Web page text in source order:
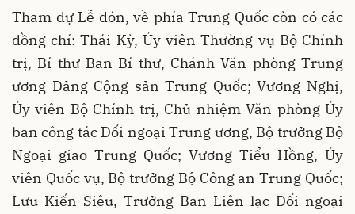
Tham dự Lễ đón, về phía Trung Quốc còn có các
đồng chí: Thái Kỳ, Ủy viên Thường vụ Bộ Chính
trị, Bí thư Ban Bí thư, Chánh Văn phòng Trung
ương Đảng Cộng sản Trung Quốc; Vương Nghị,
Ủy viên Bộ Chính trị, Chủ nhiệm Văn phòng Ủy
ban công tác Đối ngoại Trung ương, Bộ trưởng Bộ
Ngoại giao Trung Quốc; Vương Tiểu Hồng, Ủy
viên Quốc vụ, Bộ trưởng Bộ Công an Trung Quốc;
Lưu Kiến Siêu, Trưởng Ban Liên lạc Đối ngoại